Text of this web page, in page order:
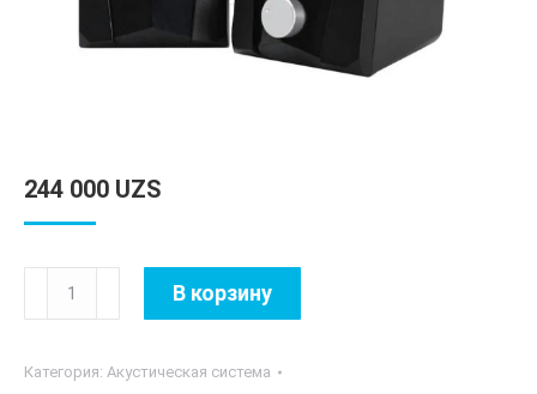
244 000 UZS
Количество
товара
DS104
В корзину
Категория: Акустическая система